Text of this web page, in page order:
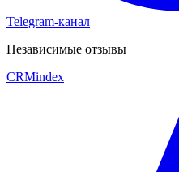
Telegram-канал
Независимые отзывы
CRMindex